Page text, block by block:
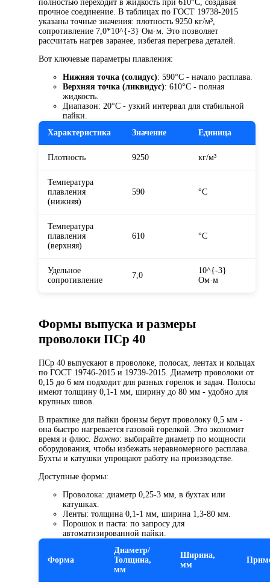
полностью переходит в жидкость при 610°C, создавая
прочное соединение. В таблицах по ГОСТ 19738-2015
указаны точные значения: плотность 9250 кг/м³,
сопротивление 7,0*10^{-3} Ом·м. Это позволяет
рассчитать нагрев заранее, избегая перегрева деталей.
Вот ключевые параметры плавления:
Нижняя точка (солидус): 590°C - начало расплава.
Верхняя точка (ликвидус): 610°C - полная
жидкость.
Диапазон: 20°C - узкий интервал для стабильной
пайки.
Характеристика
Значение Единица
Плотность 9250 кг/м³
Температура
плавления
(нижняя)
590 °C
Температура
плавления
(верхняя)
610 °C
Удельное
сопротивление
7,0
10^{-3}
Ом·м
Формы выпуска и размеры
проволоки ПСр 40
ПСр 40 выпускают в проволоке, полосах, лентах и кольцах
по ГОСТ 19746-2015 и 19739-2015. Диаметр проволоки от
0,15 до 6 мм подходит для разных горелок и задач. Полосы
имеют толщину 0,1-1 мм, ширину до 80 мм - удобно для
крупных швов.
В практике для пайки бронзы берут проволоку 0,5 мм -
она быстро нагревается газовой горелкой. Это экономит
время и флюс. Важно: выбирайте диаметр по мощности
оборудования, чтобы избежать неравномерного расплава.
Бухты и катушки упрощают работу на производстве.
Доступные формы:
Проволока: диаметр 0,25-3 мм, в бухтах или
катушках.
Ленты: толщина 0,1-1 мм, ширина 1,3-80 мм.
Порошок и паста: по запросу для
автоматизированной пайки.
Форма
Диаметр/
Толщина,
мм
Ширина,
мм